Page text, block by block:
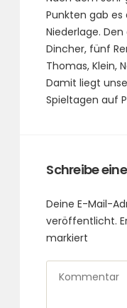
Punkten gab es
Niederlage.
Dincher, fünf
Thomas, Klein,
Damit liegt
Spieltagen auf
Schreibe
Deine E-Mail-
veröffentlicht.
markiert
Kommentar